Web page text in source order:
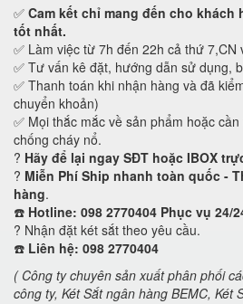
✅ Cam kết chỉ mang đến cho khách
tốt nhất.
✅ Làm việc từ 7h đến 22h cả thứ 7,CN
✅ Tư vấn kê đặt, hướng dẫn sử dụng,
✅ Thanh toán khi nhận hàng và đã
chuyển khoản)
✅ Mọi thắc mắc về sản phẩm hoặc
chống cháy nổ.
? Hãy để lại ngay SĐT hoặc IBOX
? Miễn Phí Ship nhanh toàn quốc -
hàng.
☎️ Hotline: 098 2770404 Phục vụ 24/
? Nhận đặt két sắt theo yêu cầu.
☎️ Liên hệ: 098 2770404
( Công ty chuyên sản xuất phân phối
công ty, Két Sắt ngân hàng BEMC, Két